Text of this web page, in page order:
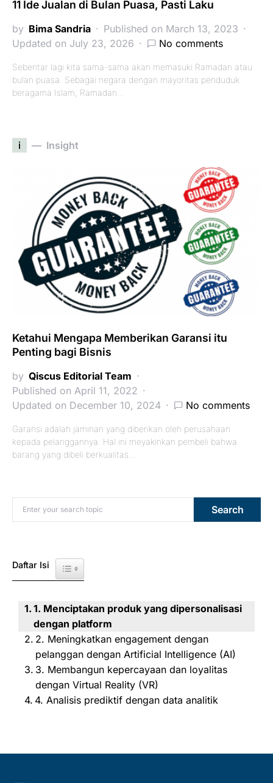
11 Ide Jualan di Bulan Puasa, Pasti Laku
by Bima Sandria
Published on March 13, 2023
Updated on July 23, 2026
No comments
Sebentar lagi kita sama-sama akan memasuki Ramadan atau
bulan puasa. Sebagai negara dengan mayoritas penduduk
beragama Islam, Ramadan…
i Insight
Ketahui Mengapa Memberikan Garansi itu
Penting bagi Bisnis
by Qiscus Editorial Team
Published on April 11, 2022
Updated on December 10, 2024
No comments
Garansi adalah jaminan yang diberikan oleh perusahaan
kepada pelanggannya. Hal ini meyakinkan pembeli bahwa
barang yang dibeli berkualitas…
Search for: Search
Daftar Isi Toggle Table of Content
1. Menciptakan produk yang dipersonalisasi
dengan platform
2. Meningkatkan engagement dengan
pelanggan dengan Artificial Intelligence (AI)
3. Membangun kepercayaan dan loyalitas
dengan Virtual Reality (VR)
4. Analisis prediktif dengan data analitik